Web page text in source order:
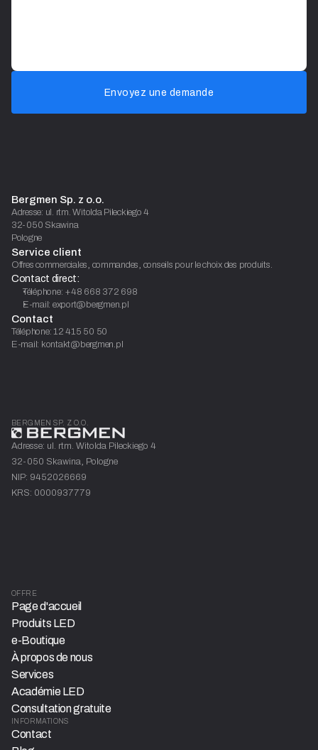
Envoyez une demande
Bergmen Sp. z o.o.
Adresse: ul. rtm. Witolda Pileckiego 4
32-050 Skawina
Pologne
Service client
Offres commerciales, commandes, conseils pour le choix des produits.
Contact direct:
Téléphone: +48 668 372 698
E-mail: export@bergmen.pl
Contact
Téléphone: 12 415 50 50
E-mail: kontakt@bergmen.pl
BERGMEN SP. Z O.O.
Adresse: ul. rtm. Witolda Pileckiego 4
32-050 Skawina, Pologne
NIP: 9452026669
KRS: 0000937779
OFFRE
Page d'accueil
Produits LED
e-Boutique
À propos de nous
Services
Académie LED
Consultation gratuite
INFORMATIONS
Contact